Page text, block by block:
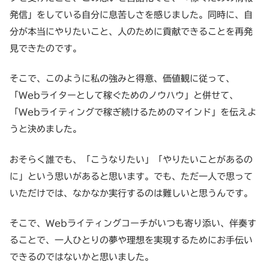
発信」をしている自分に息苦しさを感じました。同時に、自
分が本当にやりたいこと、人のために貢献できることを再発
見できたのです。
そこで、このように私の強みと得意、価値観に従って、
「Webライターとして稼ぐためのノウハウ」と併せて、
「Webライティングで稼ぎ続けるためのマインド」を伝えよ
うと決めました。
おそらく誰でも、「こうなりたい」「やりたいことがあるの
に」という思いがあると思います。でも、ただ一人で思って
いただけでは、なかなか実行するのは難しいと思うんです。
そこで、Webライティングコーチがいつも寄り添い、伴奏す
ることで、一人ひとりの夢や理想を実現するためにお手伝い
できるのではないかと思いました。